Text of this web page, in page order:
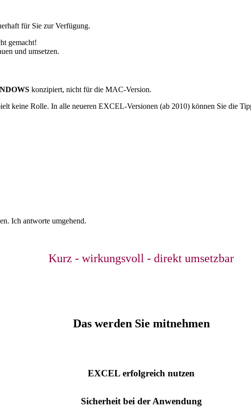
für Sie zur Verfügung.
gemacht!
und umsetzen.
konzipiert, nicht für die MAC-Version.
keine Rolle. In alle neueren EXCEL-Versionen (ab 2010) können Sie die
Ich antworte umgehend.
Kurz - wirkungsvoll - direkt umsetzbar
Das werden Sie mitnehmen
EXCEL erfolgreich nutzen
Sicherheit bei der Anwendung